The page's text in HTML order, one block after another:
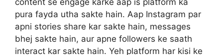
pura fayda utha sakte hain. Aap Instagram par
apni stories share kar sakte hain, messages
bhej sakte hain, aur apne followers ke saath
interact kar sakte hain. Yeh platform har kisi ke